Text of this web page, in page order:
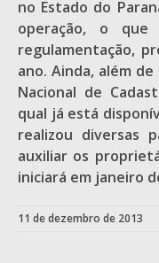
no Estado do
operação, o que
regulamentação,
ano. Ainda, além
Nacional de
qual já está
realizou diversas
auxiliar os
iniciará em janeiro
11 de dezembro de 2013